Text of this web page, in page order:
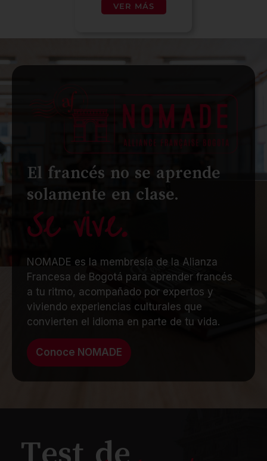
VER MÁS
El francés no se aprende
solamente en clase.
Se vive.
NOMADE es la membresía de la Alianza
Francesa de Bogotá para aprender francés
a tu ritmo, acompañado por expertos y
viviendo experiencias culturales que
convierten el idioma en parte de tu vida.
Conoce NOMADE
Test de